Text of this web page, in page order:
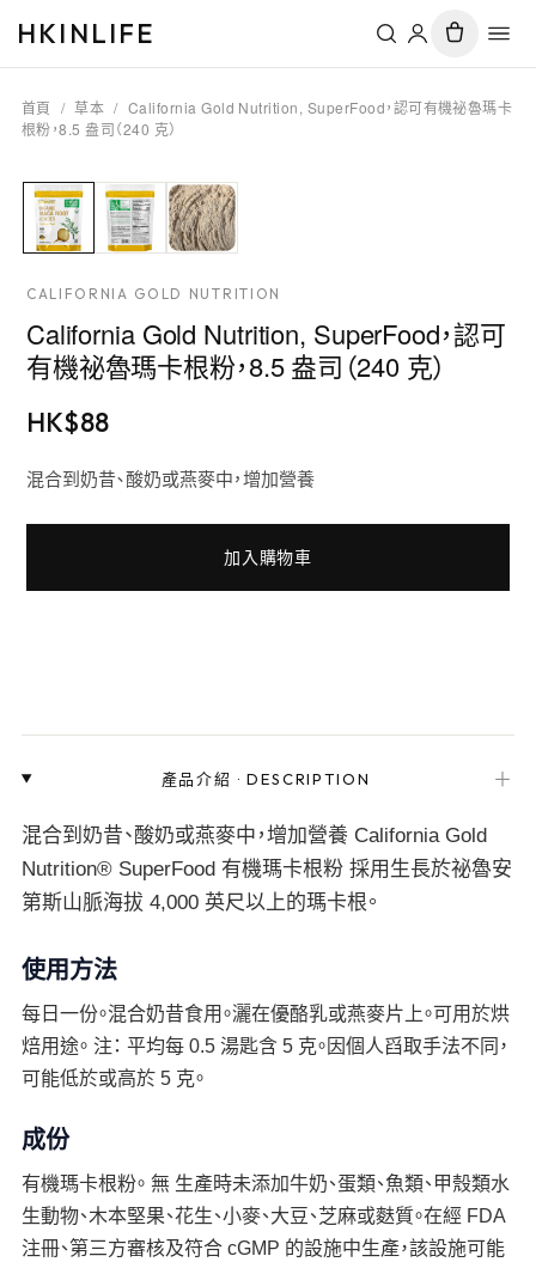
HKINLIFE
首頁 / 草本 / California Gold Nutrition, SuperFood，認可有機祕魯瑪卡
根粉，8.5 盎司（240 克）
CALIFORNIA GOLD NUTRITION
California Gold Nutrition, SuperFood，認可
有機祕魯瑪卡根粉，8.5 盎司（240 克）
HK$88
混合到奶昔、酸奶或燕麥中，增加營養
加入購物車
產品介紹 ·DESCRIPTION ＋
混合到奶昔、酸奶或燕麥中，增加營養 California Gold
Nutrition® SuperFood 有機瑪卡根粉 採用生長於祕魯安
第斯山脈海拔 4,000 英尺以上的瑪卡根。
使用方法
每日一份。混合奶昔食用。灑在優酪乳或燕麥片上。可用於烘
焙用途。 注： 平均每 0.5 湯匙含 5 克。因個人舀取手法不同，
可能低於或高於 5 克。
成份
有機瑪卡根粉。 無 生產時未添加牛奶、蛋類、魚類、甲殼類水
生動物、木本堅果、花生、小麥、大豆、芝麻或麩質。在經 FDA
注冊、第三方審核及符合 cGMP 的設施中生產，該設施可能